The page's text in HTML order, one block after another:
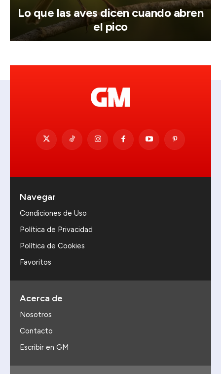
Lo que las aves dicen cuando abren
el pico
Navegar
Condiciones de Uso
Política de Privacidad
Política de Cookies
Favoritos
Acerca de
Nosotros
Contacto
Escribir en GM